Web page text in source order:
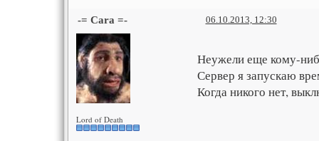
-= Cara =- 06.10.2013, 12:30
Lord of Death
Неужели еще кому-
Сервер я запускаю
Когда никого нет,